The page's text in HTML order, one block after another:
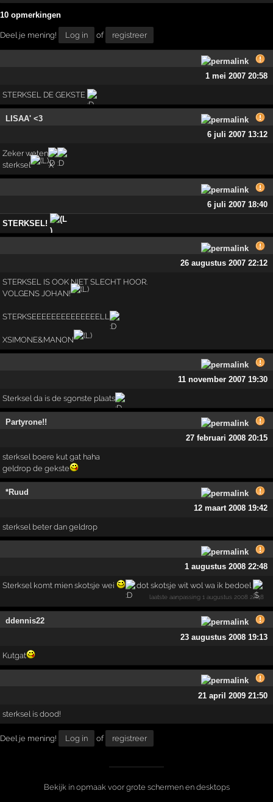
10 opmerkingen
Deel je mening! Log in of registreer
1 mei 2007 20:58
STERKSEL DE GEKSTE
LISAA' <3
6 juli 2007 13:12
Zeker weten
sterksel
X
6 juli 2007 18:40
STERKSEL!
26 augustus 2007 22:12
STERKSEL IS OOK NIET SLECHT HOOR.
VOLGENS JOHAN!
STERKSEEEEEEEEEEEEEELL
XSIMONE&MANON
11 november 2007 19:30
Sterksel da is de sgonste plaats
Partyrone!!
27 februari 2008 20:15
sterksel boere kut gat haha
geldrop de gekste
*Ruud
12 maart 2008 19:42
sterksel beter dan geldrop
1 augustus 2008 22:48
Sterksel komt mien skotsje wei dot skotsje wit wol wa ik bedoel
laatste aanpassing1 augustus 2008 22:48
ddennis22
23 augustus 2008 19:13
Kutgat
21 april 2009 21:50
sterksel is dood!
Deel je mening! Log in of registreer
Bekijk in opmaak voor grote schermen en desktops